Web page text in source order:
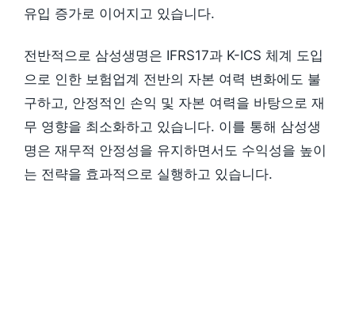
유입 증가로 이어지고 있습니다.
전반적으로 삼성생명은 IFRS17과 K-ICS 체계 도입
으로 인한 보험업계 전반의 자본 여력 변화에도 불
구하고, 안정적인 손익 및 자본 여력을 바탕으로 재
무 영향을 최소화하고 있습니다. 이를 통해 삼성생
명은 재무적 안정성을 유지하면서도 수익성을 높이
는 전략을 효과적으로 실행하고 있습니다.